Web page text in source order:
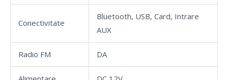
Conectivitate
Bluetooth, USB, Card, Intrare
AUX
Radio FM DA